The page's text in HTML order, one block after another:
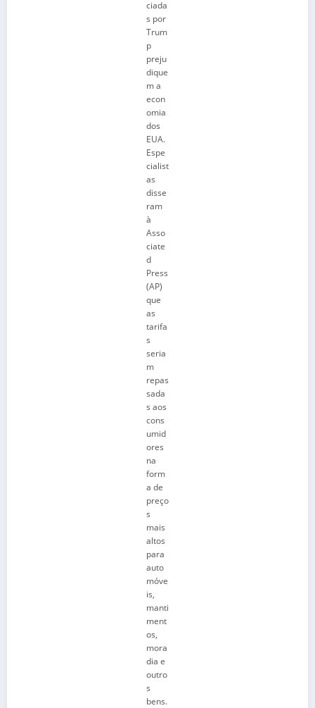
ciada
s por
Trum
p
preju
dique
m a
econ
omia
dos
EUA.
Espe
cialist
as
disse
ram
à
Asso
ciate
d
Press
(AP)
que
as
tarifa
s
seria
m
repas
sada
s aos
cons
umid
ores
na
form
a de
preço
s
mais
altos
para
auto
móve
is,
manti
ment
os,
mora
dia e
outro
s
bens.